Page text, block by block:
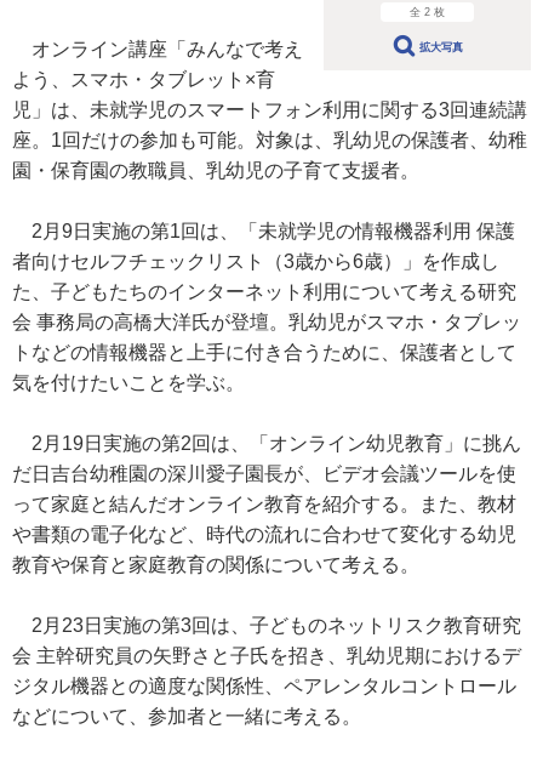
全 2 枚
拡大写真
オンライン講座「みんなで考え
よう、スマホ・タブレット×育
児」は、未就学児のスマートフォン利用に関する3回連続講
座。1回だけの参加も可能。対象は、乳幼児の保護者、幼稚
園・保育園の教職員、乳幼児の子育て支援者。
2月9日実施の第1回は、「未就学児の情報機器利用 保護
者向けセルフチェックリスト（3歳から6歳）」を作成し
た、子どもたちのインターネット利用について考える研究
会 事務局の高橋大洋氏が登壇。乳幼児がスマホ・タブレッ
トなどの情報機器と上手に付き合うために、保護者として
気を付けたいことを学ぶ。
2月19日実施の第2回は、「オンライン幼児教育」に挑ん
だ日吉台幼稚園の深川愛子園長が、ビデオ会議ツールを使
って家庭と結んだオンライン教育を紹介する。また、教材
や書類の電子化など、時代の流れに合わせて変化する幼児
教育や保育と家庭教育の関係について考える。
2月23日実施の第3回は、子どものネットリスク教育研究
会 主幹研究員の矢野さと子氏を招き、乳幼児期におけるデ
ジタル機器との適度な関係性、ペアレンタルコントロール
などについて、参加者と一緒に考える。